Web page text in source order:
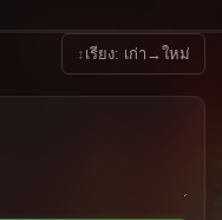
↕ เรียง: เก่า→ใหม่